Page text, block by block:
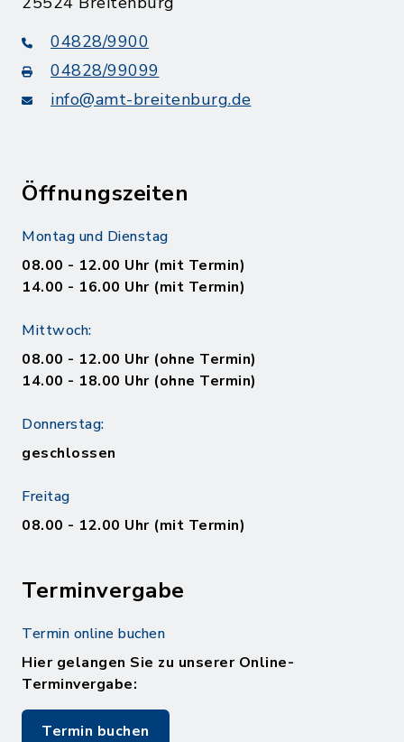
04828/9900
04828/99099
info@amt-breitenburg.de
Öffnungszeiten
Montag und Dienstag
08.00 - 12.00 Uhr (mit Termin)
14.00 - 16.00 Uhr (mit Termin)
Mittwoch:
08.00 - 12.00 Uhr (ohne Termin)
14.00 - 18.00 Uhr (ohne Termin)
Donnerstag:
geschlossen
Freitag
08.00 - 12.00 Uhr (mit Termin)
Terminvergabe
Termin online buchen
Hier gelangen Sie zu unserer Online-
Terminvergabe:
Termin buchen